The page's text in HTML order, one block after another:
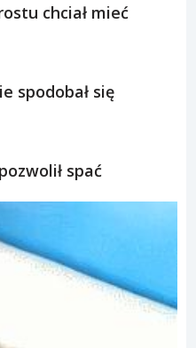
chciał mieć
spodobał się
spać